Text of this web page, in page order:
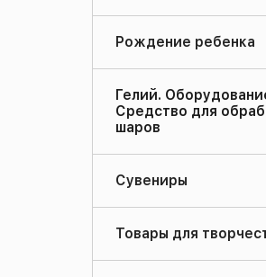
Рождение ребенка
Гелий.
Средство для
шаров
Сувениры
Товары для